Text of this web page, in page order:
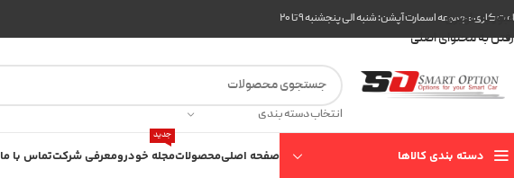
عبور به ناوبری
رفتن به محتوای اصلی
کاری مجموعه اسمارت آپشن: شنبه الی پنجشنبه ۹ تا ۲۰
انتخاب دسته بندی
دسته بندی کالاها صفحه اصلیمحصولاتمجله خودرو
جدید
معرفی شرکتتماس با ما